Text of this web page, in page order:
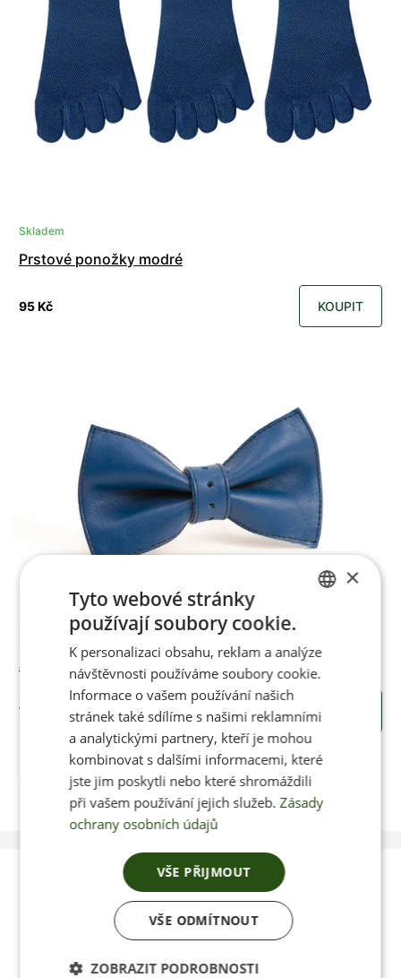
Skladem
Prstové ponožky modré
95 Kč KOUPIT
Jenon Leather kožený motýlek BLUE
750 Kč KOUPIT
Poradíme vám s
výběrem
ENGLISH
×
Tyto webové stránky
používají soubory cookie.
K personalizaci obsahu, reklam a analýze
návštěvnosti používáme soubory cookie.
Informace o vašem používání našich
stránek také sdílíme s našimi reklamními
a analytickými partnery, kteří je mohou
kombinovat s dalšími informacemi, které
jste jim poskytli nebo které shromáždili
při vašem používání jejich služeb. Zásady
ochrany osobních údajů
VŠE PŘIJMOUT
VŠE ODMÍTNOUT
ZOBRAZIT PODROBNOSTI